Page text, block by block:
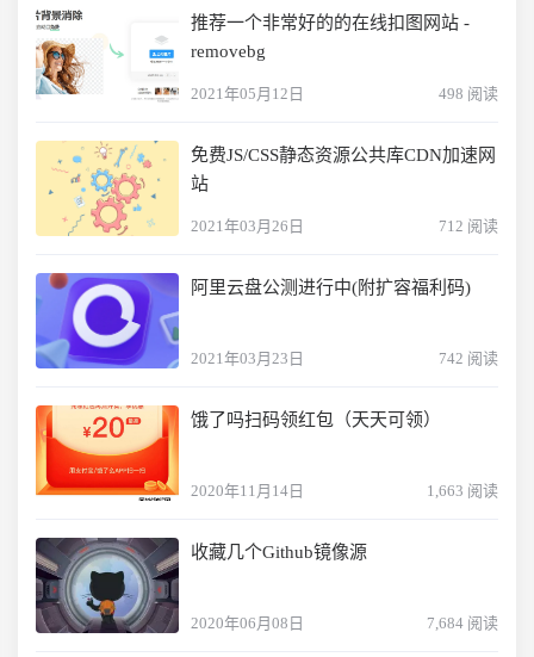
推荐一个非常好的的在线扣图网站 -
removebg
2021年05月12日 498 阅读
免费JS/CSS静态资源公共库CDN加速网
站
2021年03月26日 712 阅读
阿里云盘公测进行中(附扩容福利码)
2021年03月23日 742 阅读
饿了吗扫码领红包（天天可领）
2020年11月14日 1,663 阅读
收藏几个Github镜像源
2020年06月08日 7,684 阅读